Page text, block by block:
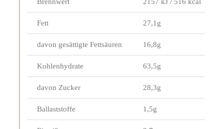
Brennwert 2157 kJ / 516 kcal
Fett 27,1g
davon gesättigte Fettsäuren 16,8g
Kohlenhydrate 63,5g
davon Zucker 28,3g
Ballaststoffe 1,5g